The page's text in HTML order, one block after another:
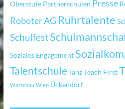
Oberstufe Partnerschulen Presse
Roboter AG Ruhrtalente
Schulfest
Soziales Engagement
TalentschuleTanzTeach First
Warschau Wien Ückendorf